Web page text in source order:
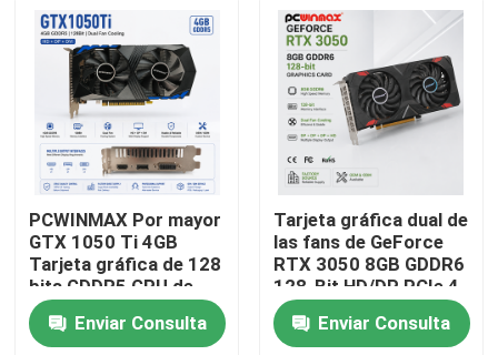
Hogar
Productos
Vídeos
PCWINMAX Por mayor
GTX 1050 Ti 4GB
Tarjeta gráfica de 128
bits GDDR5 GPU de
baja potencia con
salida HD DP DVI para
Enviar Consulta
Tarjeta gráfica dual de
las fans de GeForce
RTX 3050 8GB GDDR6
128-Bit HD/DP PCIe 4
del juego de
PCWINMAX para el
Enviar Consulta